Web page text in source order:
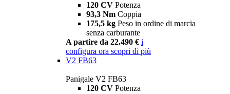
120 CV Potenza
93,3 Nm Coppia
175,5 kg Peso in ordine di marcia
senza carburante
A partire da 22.490 € i
configura ora scopri di più
V2 FB63
Panigale V2 FB63
120 CV Potenza